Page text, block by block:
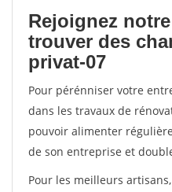
Rejoignez
trouver des
privat-07
Pour pérénniser votre
dans les travaux de
pouvoir alimenter
de son entreprise et
Pour les meilleurs